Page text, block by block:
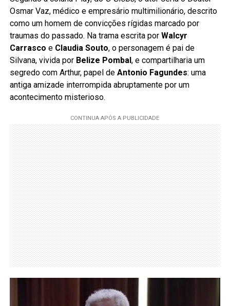
Osmar Vaz, médico e empresário multimilionário, descrito
como um homem de convicções rígidas marcado por
traumas do passado. Na trama escrita por Walcyr
Carrasco e Claudia Souto, o personagem é pai de
Silvana, vivida por Belize Pombal, e compartilharia um
segredo com Arthur, papel de Antonio Fagundes: uma
antiga amizade interrompida abruptamente por um
acontecimento misterioso.